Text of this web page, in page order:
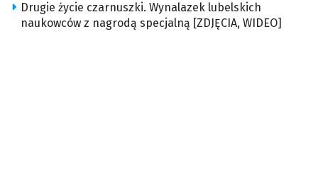
Drugie życie czarnuszki. Wynalazek lubelskich
naukowców z nagrodą specjalną [ZDJĘCIA, WIDEO]